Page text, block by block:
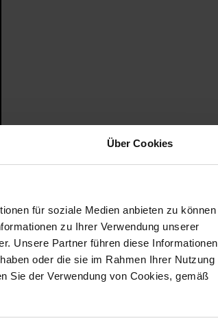
Über Cookies
für soziale Medien anbieten zu können
zu Ihrer Verwendung unserer
Unsere Partner führen diese Informationen
oder die sie im Rahmen Ihrer Nutzung
Sie der Verwendung von Cookies, gemäß